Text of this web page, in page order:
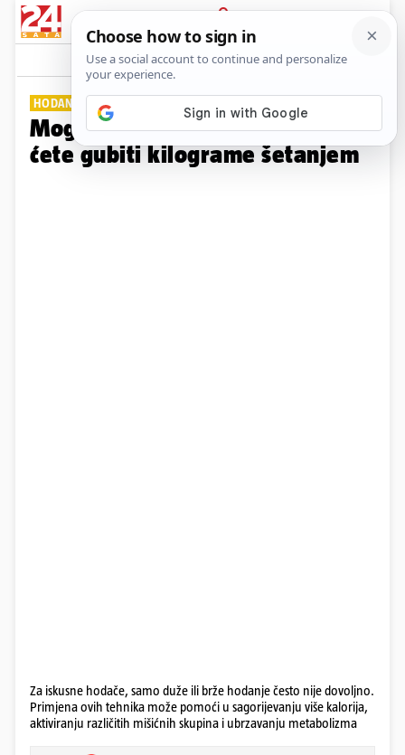
PRIJAVA
Galerija Komentari
HODANJE SA SVRHOM
Moguće je! 10 tehnika uz koje
ćete gubiti kilograme šetanjem
Za iskusne hodače, samo duže ili brže hodanje često nije dovoljno.
Primjena ovih tehnika može pomoći u sagorijevanju više kalorija,
aktiviranju različitih mišićnih skupina i ubrzavanju metabolizma